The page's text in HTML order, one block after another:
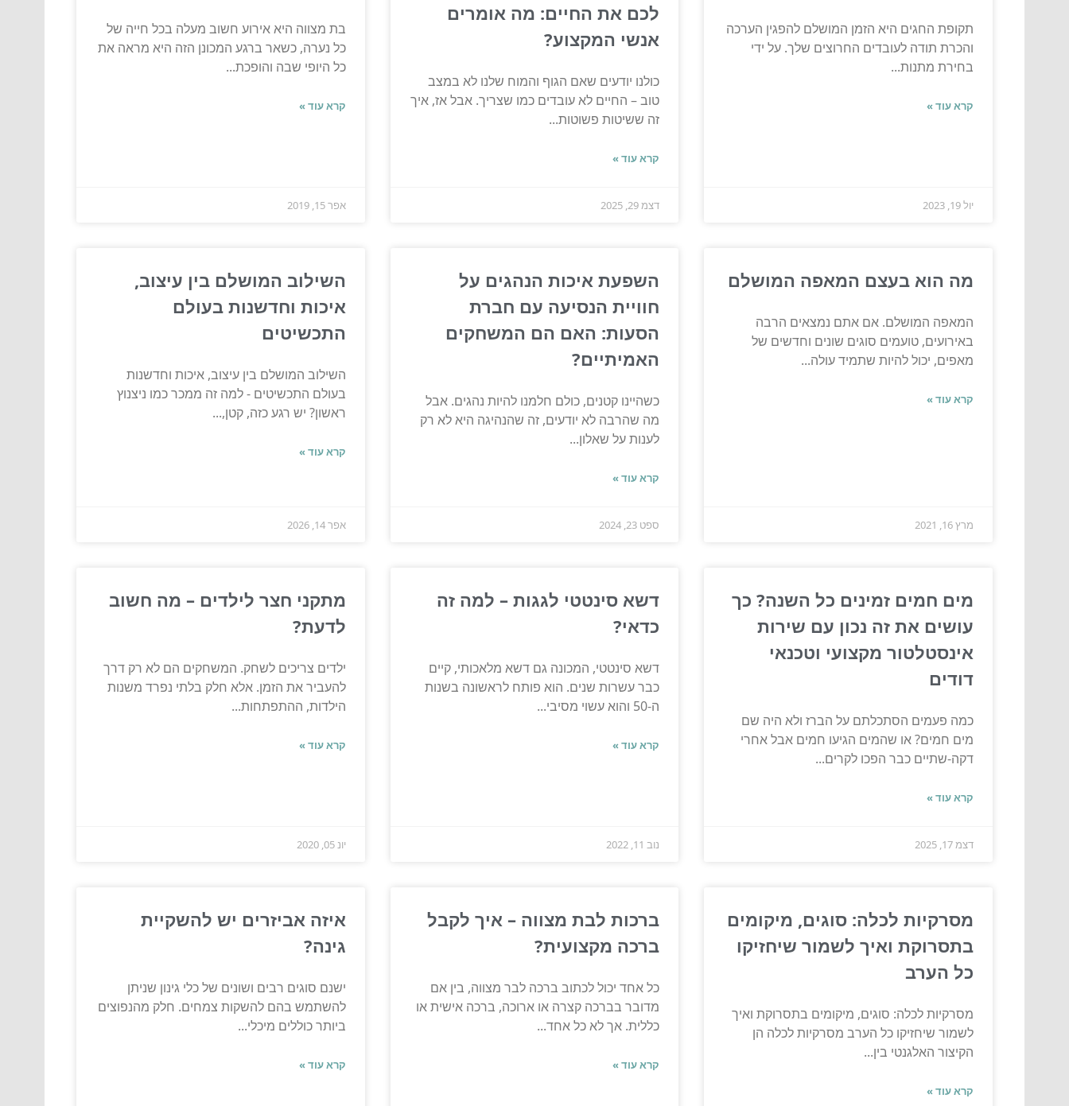
תקופת החגים היא הזמן המושלם להפגין הערכה
והכרת תודה לעובדים החרוצים שלך. על ידי
בחירת מתנות...
קרא עוד »
יול 19, 2023
לכם את החיים: מה אומרים
אנשי המקצוע?
כולנו יודעים שאם הגוף והמוח שלנו לא במצב
טוב – החיים לא עובדים כמו שצריך. אבל אז, איך
זה ששיטות פשוטות...
קרא עוד »
דצמ 29, 2025
בת מצווה היא אירוע חשוב מעלה בכל חייה של
כל נערה, כשאר ברגע המכונן הזה היא מראה את
כל היופי שבה והופכת...
קרא עוד »
אפר 15, 2019
מה הוא בעצם המאפה המושלם
המאפה המושלם. אם אתם נמצאים הרבה
באירועים, טועמים סוגים שונים וחדשים של
מאפים, יכול להיות שתמיד עולה...
קרא עוד »
מרץ 16, 2021
השפעת איכות הנהגים על
חוויית הנסיעה עם חברת
הסעות: האם הם המשחקים
האמיתיים?
כשהיינו קטנים, כולם חלמנו להיות נהגים. אבל
מה שהרבה לא יודעים, זה שהנהיגה היא לא רק
לענות על שאלון...
קרא עוד »
ספט 23, 2024
השילוב המושלם בין עיצוב,
איכות וחדשנות בעולם
התכשיטים
השילוב המושלם בין עיצוב, איכות וחדשנות
בעולם התכשיטים - למה זה ממכר כמו ניצנוץ
ראשון? יש רגע כזה, קטן,...
קרא עוד »
אפר 14, 2026
מים חמים זמינים כל השנה? כך
עושים את זה נכון עם שירות
אינסטלטור מקצועי וטכנאי
דודים
כמה פעמים הסתכלתם על הברז ולא היה שם
מים חמים? או שהמים הגיעו חמים אבל אחרי
דקה-שתיים כבר הפכו לקרים...
קרא עוד »
דצמ 17, 2025
דשא סינטטי לגגות – למה זה
כדאי?
דשא סינטטי, המכונה גם דשא מלאכותי, קיים
כבר עשרות שנים. הוא פותח לראשונה בשנות
ה-50 והוא עשוי מסיבי...
קרא עוד »
נוב 11, 2022
מתקני חצר לילדים – מה חשוב
לדעת?
ילדים צריכים לשחק. המשחקים הם לא רק דרך
להעביר את הזמן. אלא חלק בלתי נפרד משנות
הילדות, ההתפתחות...
קרא עוד »
יונ 05, 2020
מסרקיות לכלה: סוגים, מיקומים
בתסרוקת ואיך לשמור שיחזיקו
כל הערב
מסרקיות לכלה: סוגים, מיקומים בתסרוקת ואיך
לשמור שיחזיקו כל הערב מסרקיות לכלה הן
הקיצור האלגנטי בין...
קרא עוד »
ברכות לבת מצווה – איך לקבל
ברכה מקצועית?
כל אחד יכול לכתוב ברכה לבר מצווה, בין אם
מדובר בברכה קצרה או ארוכה, ברכה אישית או
כללית. אך לא כל אחד...
קרא עוד »
איזה אביזרים יש להשקיית
גינה?
ישנם סוגים רבים ושונים של כלי גינון שניתן
להשתמש בהם להשקות צמחים. חלק מהנפוצים
ביותר כוללים מיכלי...
קרא עוד »